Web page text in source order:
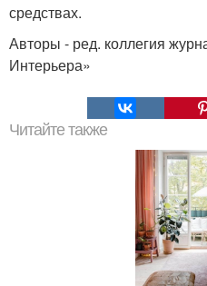
средствах.
Авторы - ред. коллегия
Интерьера»
Читайте также